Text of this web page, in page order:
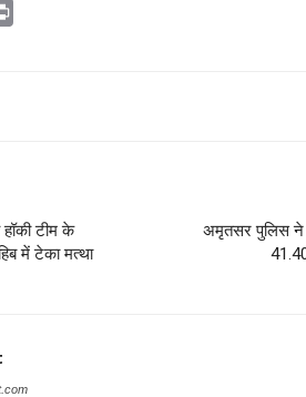
हॉकी टीम के
में टेका मत्था
अमृतसर पुलिस ने